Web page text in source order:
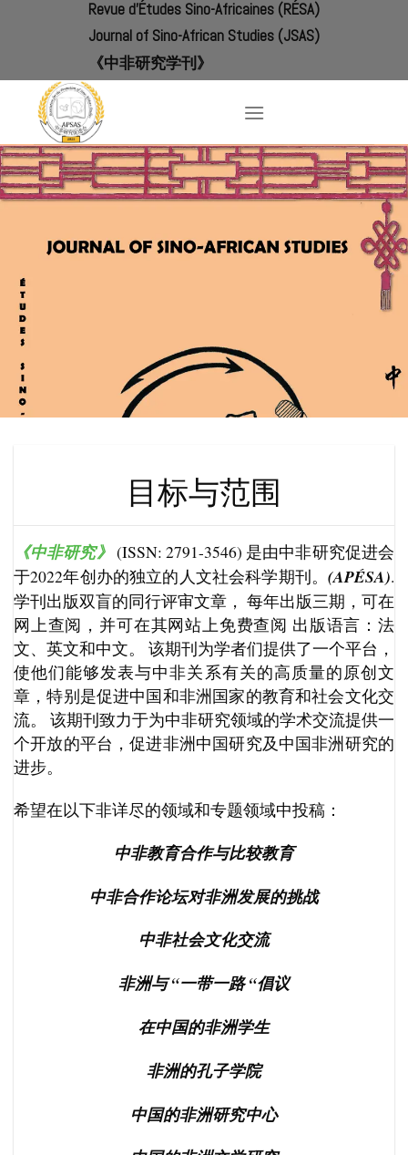
Revue d'Études Sino-Africaines (RÉSA)
Journal of Sino-African Studies (JSAS)
《中非研究学刊》
目标与范围
《中非研究》 (ISSN: 2791-3546) 是由中非研究促进会
于2022年创办的独立的人文社会科学期刊。 (APÉSA).
学刊出版双盲的同行评审文章， 每年出版三期，可在
网上查阅，并可在其网站上免费查阅 出版语言：法
文、英文和中文。 该期刊为学者们提供了一个平台，
使他们能够发表与中非关系有关的高质量的原创文
章，特别是促进中国和非洲国家的教育和社会文化交
流。 该期刊致力于为中非研究领域的学术交流提供一
个开放的平台，促进非洲中国研究及中国非洲研究的
进步。
希望在以下非详尽的领域和专题领域中投稿：
中非教育合作与比较教育
中非合作论坛对非洲发展的挑战
中非社会文化交流
非洲与 “一带一路 “倡议
在中国的非洲学生
非洲的孔子学院
中国的非洲研究中心